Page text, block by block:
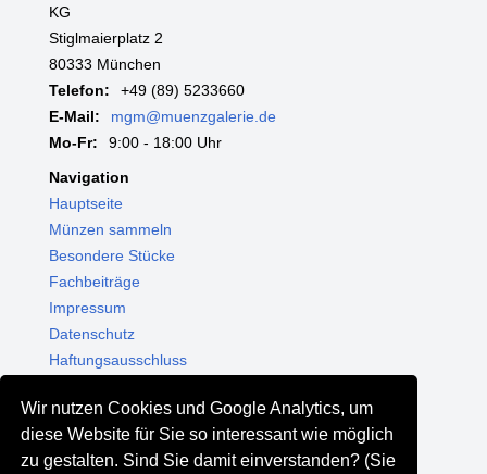
Wir nutzen Cookies und Google Analytics, um
diese Website für Sie so interessant wie möglich
zu gestalten. Sind Sie damit einverstanden? (Sie
KG
Stiglmaierplatz 2
80333 München
Telefon:
+49 (89) 5233660
E-Mail:
mgm@muenzgalerie.de
Mo-Fr:
9:00 - 18:00 Uhr
Navigation
Hauptseite
Münzen sammeln
Besondere Stücke
Fachbeiträge
Impressum
Datenschutz
Haftungsausschluss
Shop - Online kaufen
Münzgalerie München
MGM Schmuck